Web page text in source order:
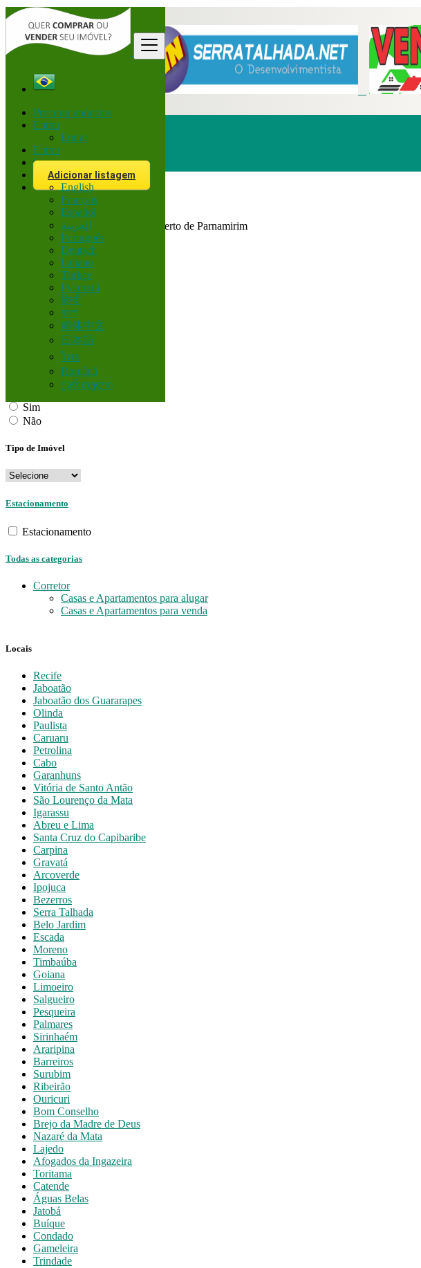
Procurar anúncios
Entrar
Entrar
Entrar
Inscreva-se
Adicionar listagem
English
Français
Español
العربية
Português
Deutsch
Italiano
Türkçe
Русский
हिन्दी
বাংলা
简体中文
日本語
ไทย
Română
ქართული
Procurar
Brasil
Corretor
Todos Anúncios em 200 km perto de Parnamirim
Sim
Não
Tipo de Imóvel
Estacionamento
Estacionamento
Todas as categorias
Corretor
Casas e Apartamentos para alugar
Casas e Apartamentos para venda
Locais
Recife
Jaboatão
Jaboatão dos Guararapes
Olinda
Paulista
Caruaru
Petrolina
Cabo
Garanhuns
Vitória de Santo Antão
São Lourenço da Mata
Igarassu
Abreu e Lima
Santa Cruz do Capibaribe
Carpina
Gravatá
Arcoverde
Ipojuca
Bezerros
Serra Talhada
Belo Jardim
Escada
Moreno
Timbaúba
Goiana
Limoeiro
Salgueiro
Pesqueira
Palmares
Sirinhaém
Araripina
Barreiros
Surubim
Ribeirão
Ouricuri
Bom Conselho
Brejo da Madre de Deus
Nazaré da Mata
Lajedo
Afogados da Ingazeira
Toritama
Catende
Águas Belas
Jatobá
Buíque
Condado
Gameleira
Trindade